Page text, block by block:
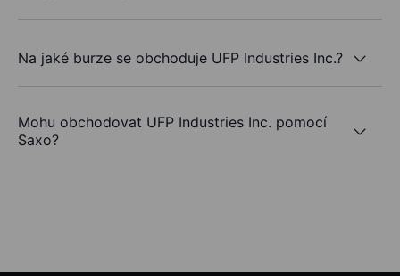
Na jaké burze se obchoduje UFP Industries Inc.?
Mohu obchodovat UFP Industries Inc. pomocí
Saxo?